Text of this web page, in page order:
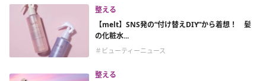
整える
【melt】SNS発の“付け替えDIY”から着想！ 髪
の化粧水...
＃ビューティーニュース
整える